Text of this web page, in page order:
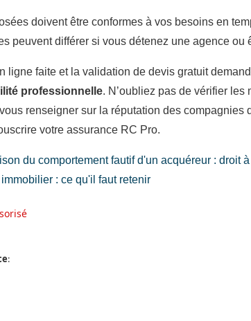
doivent être conformes à vos besoins en
peuvent différer si vous détenez une agence
ligne faite et la validation de devis gratuit
professionnelle. N’oubliez pas de vérifier
renseigner sur la réputation des compagnies
votre assurance RC Pro.
du comportement fautif d'un acquéreur : droit
: ce qu'il faut retenir
: